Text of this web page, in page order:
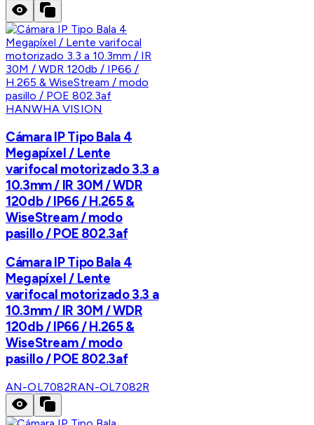
HANWHA VISION
Cámara IP Tipo Bala 4
Megapíxel / Lente
varifocal motorizado 3.3 a
10.3mm / IR 30M / WDR
120db / IP66 / H.265 &
WiseStream / modo
pasillo / POE 802.3af
Cámara IP Tipo Bala 4
Megapíxel / Lente
varifocal motorizado 3.3 a
10.3mm / IR 30M / WDR
120db / IP66 / H.265 &
WiseStream / modo
pasillo / POE 802.3af
AN-OL7082RAN-OL7082R